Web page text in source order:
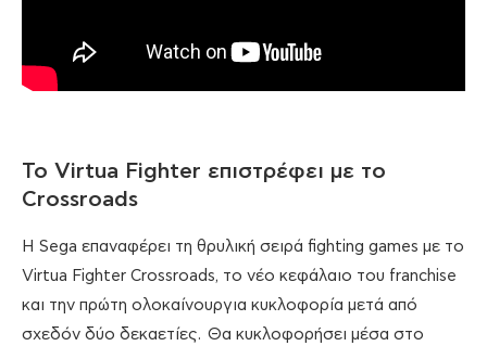
Το Virtua Fighter επιστρέφει με το
Crossroads
Η Sega επαναφέρει τη θρυλική σειρά fighting games με το
Virtua Fighter Crossroads, το νέο κεφάλαιο του franchise
και την πρώτη ολοκαίνουργια κυκλοφορία μετά από
σχεδόν δύο δεκαετίες. Θα κυκλοφορήσει μέσα στο